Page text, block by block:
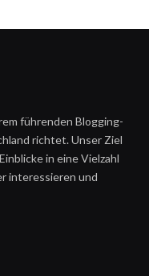
führenden Blogging-
richtet. Unser Ziel
in eine Vielzahl
interessieren und